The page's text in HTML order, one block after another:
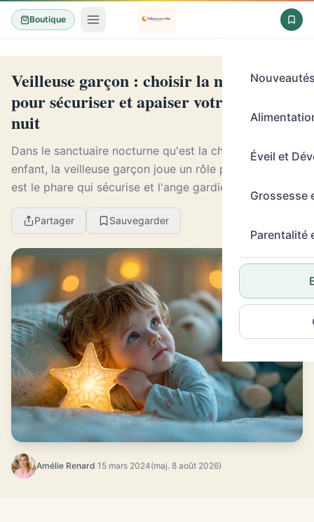
Boutique
Éveil et
Grossesse
Parentalité
Veilleuse garçon : choisir la meilleure
pour sécuriser et apaiser votre bébé la
nuit
Dans le sanctuaire nocturne qu'est la chambre d'un
enfant, la veilleuse garçon joue un rôle primordial. Elle
est le phare qui sécurise et l'ange gardien qui apaise ;
un compagnon silencieux dans le mo...
Partager Sauvegarder
Amélie Renard·15 mars 2024(maj. 8 août 2026)